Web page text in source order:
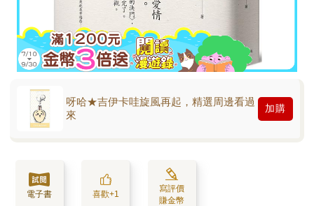
呀哈★吉伊卡哇旋風再起，精選周邊看過
來
加購
電子書 喜歡+1
寫評價
賺金幣